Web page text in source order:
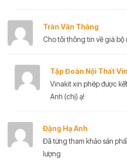
Trần Văn Thắng
Cho tôi thông tin về giá bộ
Tập Đoàn Nội Thất
Vinakit xin phép được
Anh (chị) ạ!
Đặng Hạ Anh
Đã từng tham khảo sản
lượng